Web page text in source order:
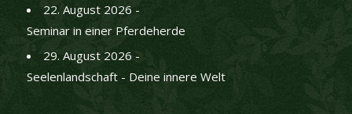
22. August 2026 -
Seminar in einer Pferdeherde
29. August 2026 -
Seelenlandschaft - Deine innere Welt